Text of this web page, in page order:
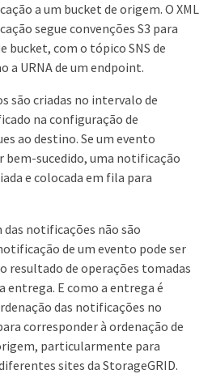
a um bucket de origem. O XML
segue convenções S3 para
com o tópico SNS de
a URNA de um endpoint.
são criadas no intervalo de
na configuração de
ao destino. Se um evento
bem-sucedido, uma notificação
e colocada em fila para
das notificações não são
de um evento pode ser
resultado de operações tomadas
entrega. E como a entrega é
das notificações no
corresponder à ordenação de
particularmente para
sites da StorageGRID.